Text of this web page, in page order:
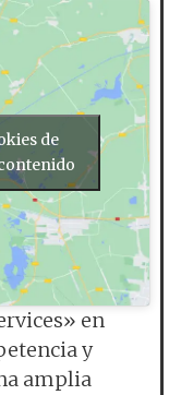
de
en
y
amplia